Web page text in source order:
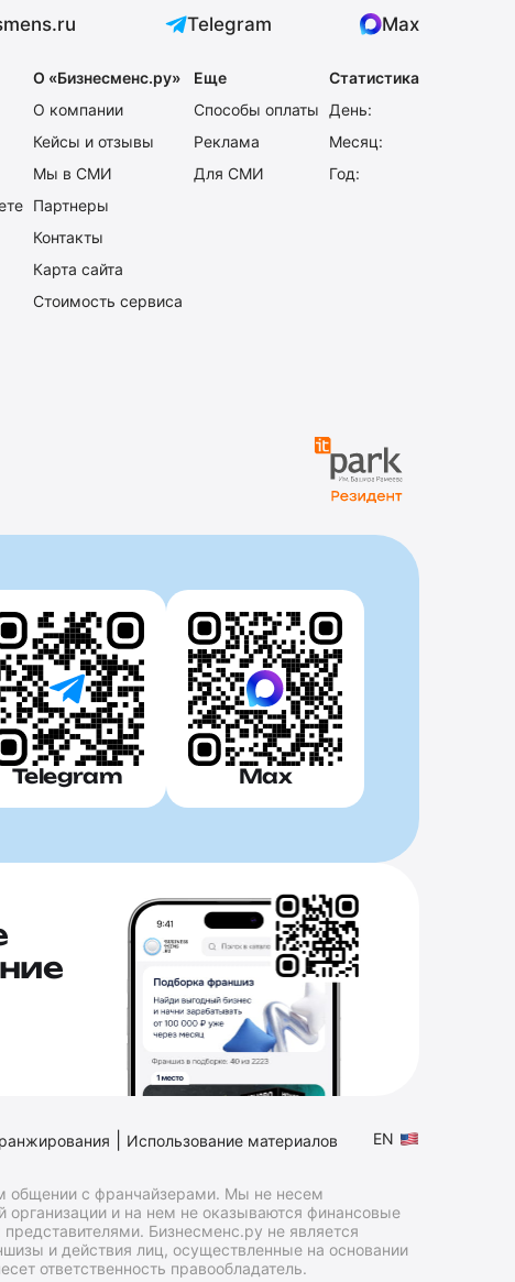
Telegram Max
О «Бизнесменс.ру»
О компании
Кейсы и отзывы
Мы в СМИ
Партнеры
Контакты
Карта сайта
Стоимость сервиса
Еще
Способы оплаты
Реклама
Для СМИ
Статистика
День:
Месяц:
Год:
Telegram Max
Использование материалов EN
общении с франчайзерами. Мы не несем
организации и на нем не оказываются финансовые
Бизнесменс.ру не является
и действия лиц, осуществленные на основании
ответственность правообладатель.